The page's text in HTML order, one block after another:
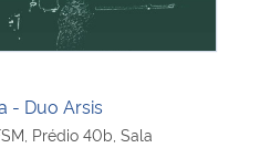
- Duo Arsis
Prédio 40b, Sala